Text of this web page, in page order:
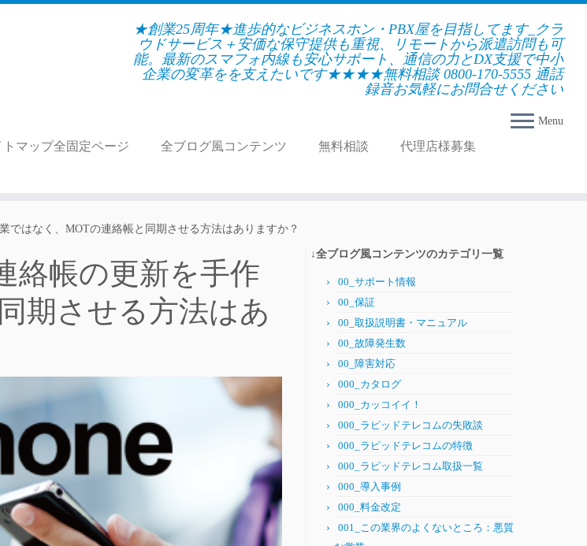
★創業25周年★進歩的なビジネスホン・PBX屋を目指してます_クラ
ウドサービス＋安価な保守提供も重視、リモートから派遣訪問も可
能。最新のスマフォ内線も安心サポート、通信の力とDX支援で中小
企業の変革をを支えたいです★★★★無料相談 0800-170-5555 通話
録音お気軽にお問合せください
Menu
トマップ全固定ページ 全ブログ風コンテンツ 無料相談
代理店様募集
はなく、MOTの連絡帳と同期させる方法はありますか？
絡帳の更新を手作
期させる方法はあ
↓全ブログ風コンテンツのカテゴリ一覧
00_サポート情報
00_保証
00_取扱説明書・マニュアル
00_故障発生数
00_障害対応
000_カタログ
000_カッコイイ！
000_ラピッドテレコムの失敗談
000_ラピッドテレコムの特徴
000_ラピッドテレコム取扱一覧
000_導入事例
000_料金改定
001_この業界のよくないところ：悪質